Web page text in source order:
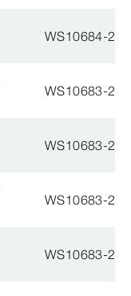
WS10684-
WS10683-
WS10683-
WS10683-
WS10683-